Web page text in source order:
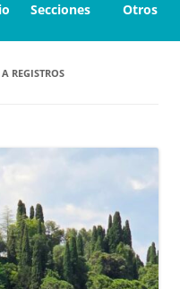
Secciones Otros
REGISTROS